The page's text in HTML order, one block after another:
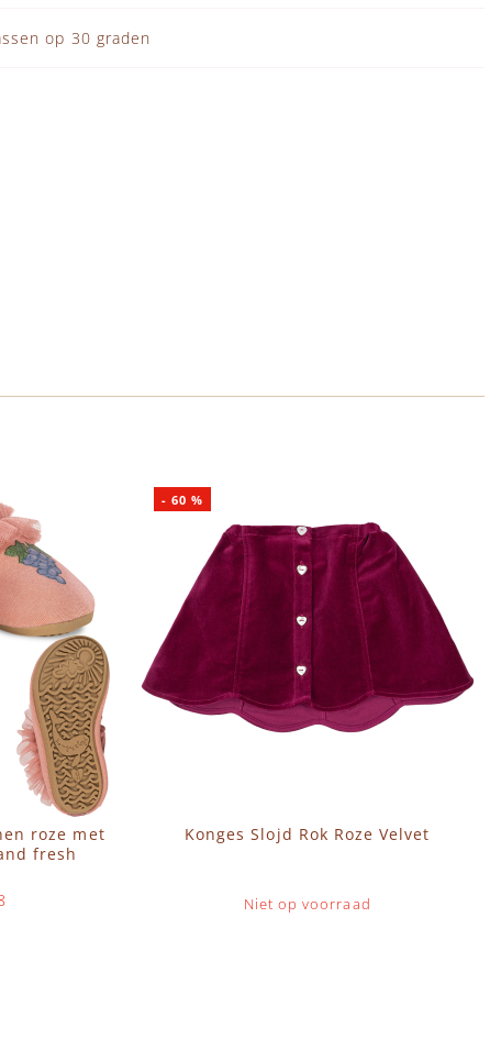
op 30 graden
roze met
fresh
Konges Slojd Rok Roze Velvet
Niet op voorraad
- 60 %